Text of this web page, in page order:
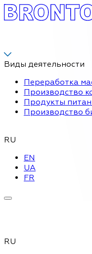
Виды деятельности
Переработка
Производство
Продукты
Производство
RU
EN
UA
FR
RU